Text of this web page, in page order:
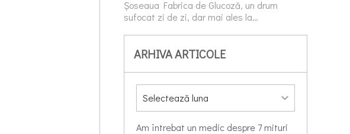
Șoseaua Fabrica de Glucoză, un drum
sufocat zi de zi, dar mai ales la…
ARHIVA ARTICOLE
Am întrebat un medic despre 7 mituri